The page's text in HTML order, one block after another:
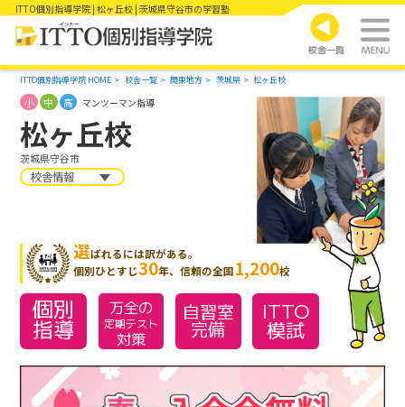
ITTO個別指導学院 | 松ヶ丘校 | 茨城県守谷市の学習塾
ITTO個別指導学院 HOME 校舎一覧 関東地方 茨城県 松ヶ丘校
松ヶ丘校
茨城県守谷市
小 中 高 マンツーマン指導
校舎情報
選ばれるには訳がある。
個別ひとすじ30年、信頼の全国1,200校
個別
指導
万全の
定期テスト
対策
自習室
完備
ITTO
模試